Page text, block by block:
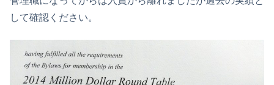
して確認ください。